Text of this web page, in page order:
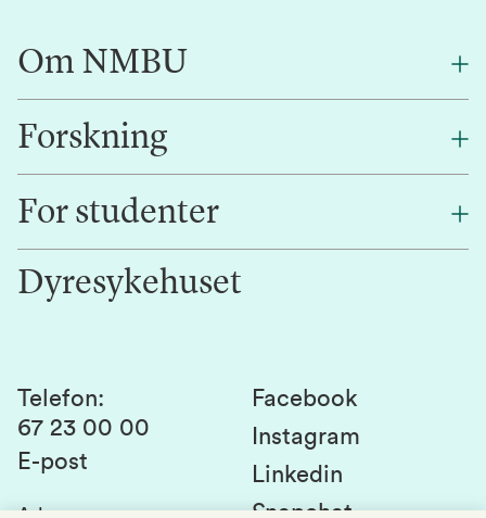
Om NMBU
Om oss
Alumni
Kontakt oss
Forskning
Forskning
Innovasjon
For studenter
Studentlivet
Studier og emner
Studenttinget
Dyresykehuset
Telefon:
67 23 00 00
E-post
Facebook
Instagram
Linkedin
Snapchat